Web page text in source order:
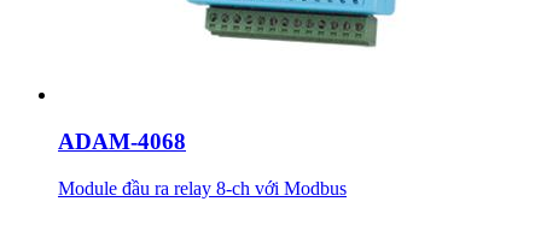
ADAM-4068
Module đầu ra relay 8-ch với Modbus